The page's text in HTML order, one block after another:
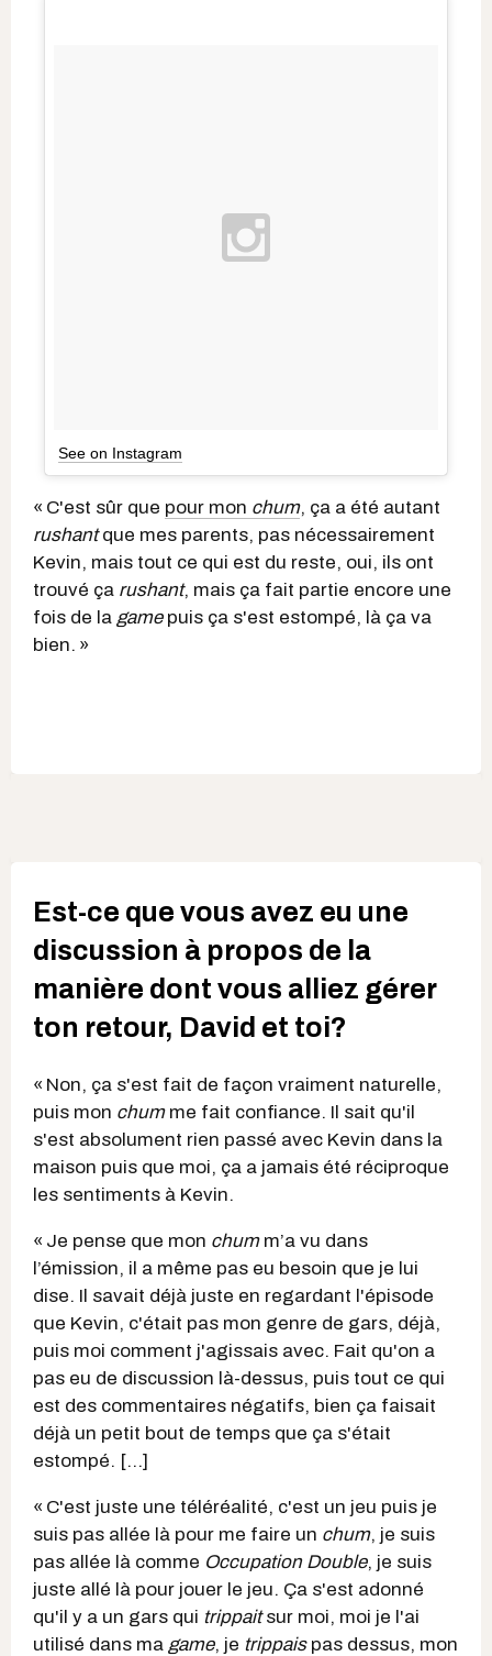
See on Instagram
« C'est sûr que pour mon chum, ça a été autant
rushantque mes parents, pas nécessairement
Kevin, mais tout ce qui est du reste, oui, ils ont
trouvé ça rushant, mais ça fait partie encore une
fois de la gamepuis ça s'est estompé, là ça va
bien. »
Est-ce que vous avez eu une
discussion à propos de la
manière dont vous alliez gérer
ton retour, David et toi?
« Non, ça s'est fait de façon vraiment naturelle,
puis mon chumme fait confiance. Il sait qu'il
s'est absolument rien passé avec Kevin dans la
maison puis que moi, ça a jamais été réciproque
les sentiments à Kevin.
« Je pense que mon chumm’a vu dans
l’émission, il a même pas eu besoin que je lui
dise. Il savait déjà juste en regardant l'épisode
que Kevin, c'était pas mon genre de gars, déjà,
puis moi comment j'agissais avec. Fait qu'on a
pas eu de discussion là-dessus, puis tout ce qui
est des commentaires négatifs, bien ça faisait
déjà un petit bout de temps que ça s'était
estompé. […]
« C'est juste une téléréalité, c'est un jeu puis je
suis pas allée là pour me faire un chum, je suis
pas allée là comme Occupation Double, je suis
juste allé là pour jouer le jeu. Ça s'est adonné
qu'il y a un gars qui trippaitsur moi, moi je l'ai
utilisé dans ma game, je trippaispas dessus, mon